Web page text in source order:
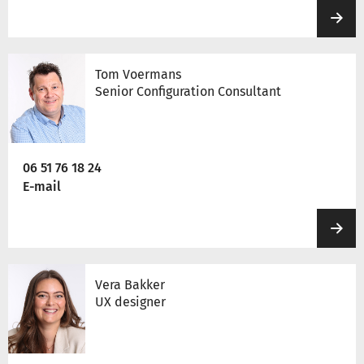
Tom Voermans
Senior Configuration Consultant
06 51 76 18 24
E-mail
Vera Bakker
UX designer